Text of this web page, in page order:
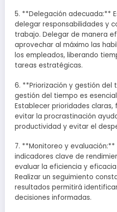
5. **Delegación adecuada:**
delegar responsabilidades y
trabajo. Delegar de manera
aprovechar al máximo las
los empleados, liberando
tareas estratégicas.
6. **Priorización y gestión del
gestión del tiempo es
Establecer prioridades claras,
evitar la procrastinación
productividad y evitar el
7. **Monitoreo y
indicadores clave de
evaluar la eficiencia y
Realizar un seguimiento
resultados permitirá
decisiones informadas.